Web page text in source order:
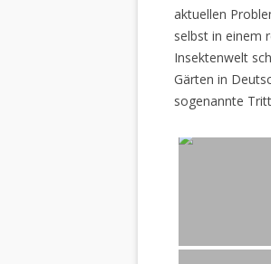
aktuellen
selbst in einem
Insektenwelt
Gärten in
sogenannte